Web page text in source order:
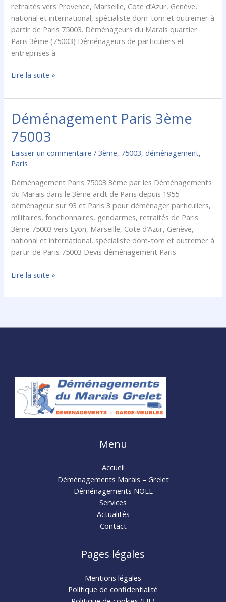
retraités vers Provence, Marseille, Cote d’Azur, Genève,
national et international, spécialiste dom-tom et outremer à
partir de Paris 75003. Déménageurs du Marais quartier
Paris 3ème (75003) Déménageurs de particuliers et
entreprises à
Lire la suite »
Déménagement Paris 3ème
75003
Laisser un commentaire /3ème, 75003,déménagement,
Paris
Déménagement Paris 75003 3ème par les Déménagements
du Marais dans le 3ème ardt de Paris depuis 1955
déménageur sur 93 et Paris 3 pour déménager particuliers,
militaires, fonctionnaires, gendarmes, retraités de Paris
3ème 75003 vers Lyon, Marseille, Cote d’Azur, Genève,
national et international, spécialiste dom-tom et outremer à
partir de Paris 75003 Devis déménagement Paris
Déménagement
Paris
3ème
75003
Lire la suite »
Menu
Accueil
Déménagements Marais – Grelet
Déménagements NOEL
Services
Actualités
Contact
Pages légales
Mentions légales
Politique de confidentialité